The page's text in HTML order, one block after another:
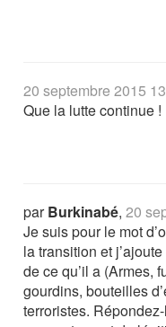
20 septembre 2015
Que la lutte continue !
parBurkinabé,20
Je suis pour le mot
la transition et
de ce qu’il a (Armes,
gourdins, bouteilles
terroristes.